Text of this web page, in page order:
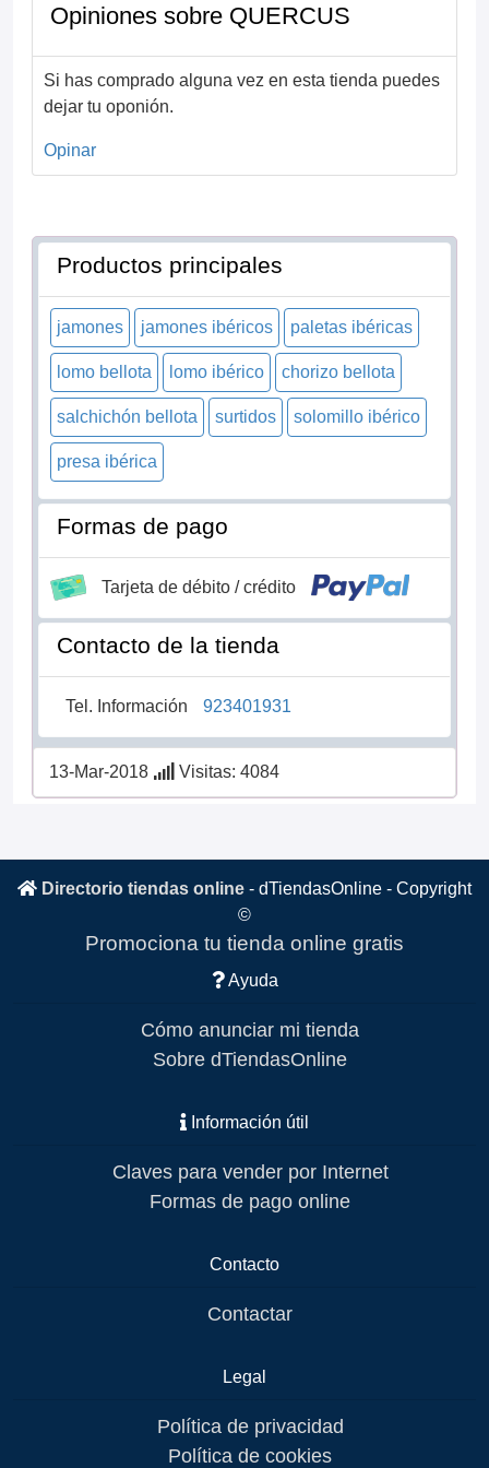
Opiniones sobre QUERCUS
Si has comprado alguna vez en esta tienda puedes
dejar tu oponión.
Opinar
Productos principales
jamones jamones ibéricos paletas ibéricas
lomo bellota lomo ibérico chorizo bellota
salchichón bellota surtidos solomillo ibérico
presa ibérica
Formas de pago
Tarjeta de débito / crédito
Contacto de la tienda
Tel. Información 923401931
13-Mar-2018 Visitas: 4084
Directorio tiendas online - dTiendasOnline - Copyright
©
Promociona tu tienda online gratis
Ayuda
Cómo anunciar mi tienda
Sobre dTiendasOnline
Información útil
Claves para vender por Internet
Formas de pago online
Contacto
Contactar
Legal
Política de privacidad
Política de cookies